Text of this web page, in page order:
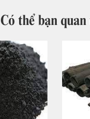
Có thể bạn